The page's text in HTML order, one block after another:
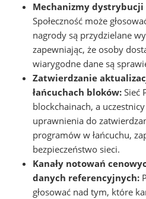
Mechanizmy
Społeczność może
nagrody są przydzielane
zapewniając, że osoby
wiarygodne dane są
Zatwierdzanie
łańcuchach bloków: Sieć
blockchainach, a
uprawnienia do
programów w łańcuchu,
bezpieczeństwo sieci.
Kanały notowań
danych referencyjnych:
głosować nad tym, które